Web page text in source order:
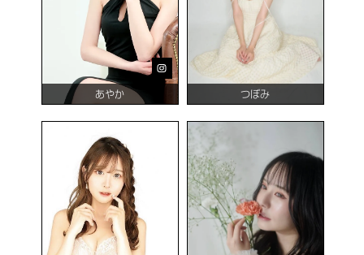
あやか つぼみ